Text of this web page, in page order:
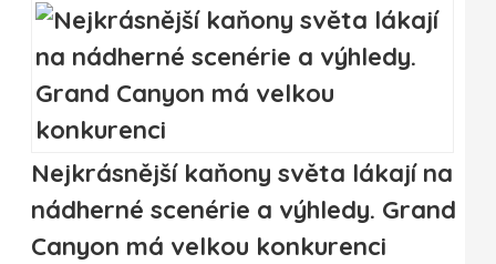
Nejkrásnější kaňony světa lákají na
nádherné scenérie a výhledy. Grand
Canyon má velkou konkurenci